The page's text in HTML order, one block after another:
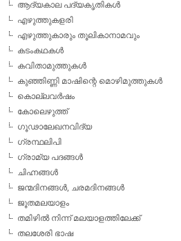
ആദ്യകാല പദ്യകൃതികള്‍
എഴുത്തുകളരി
എഴുത്തുകാരും തൂലികാനാമവും
കടംകഥകള്‍
കവിതാമുത്തുകള്‍
കുഞ്ഞിണ്ണി മാഷിന്റെ മൊഴിമുത്തുകള്‍
കൊല്ലവര്‍ഷം
കോലെഴുത്ത്
ഗൂഢാലേഖനവിദ്യ
ഗ്രന്ഥലിപി
ഗ്രാമ്യ പദങ്ങള്‍
ചിഹ്നങ്ങള്‍
ജന്മദിനങ്ങള്‍, ചരമദിനങ്ങള്‍
ജൂതമലയാളം
തമിഴില്‍ നിന്ന് മലയാളത്തിലേക്ക്
തലശേരി ഭാഷ